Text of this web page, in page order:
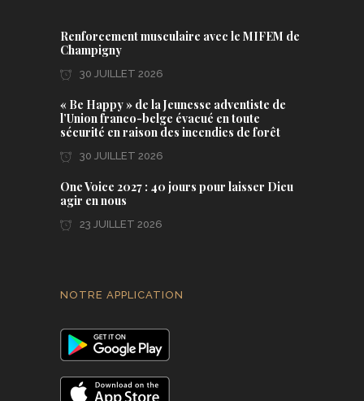
Renforcement musculaire avec le MIFEM de
Champigny
30 JUILLET 2026
« Be Happy » de la Jeunesse adventiste de
l’Union franco-belge évacué en toute
sécurité en raison des incendies de forêt
30 JUILLET 2026
One Voice 2027 : 40 jours pour laisser Dieu
agir en nous
23 JUILLET 2026
NOTRE APPLICATION